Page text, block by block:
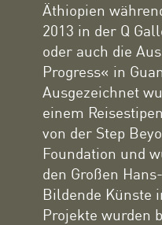
Äthiopien
2013 in der Q
oder auch die
Progress« in
Ausgezeichnet
einem
von der Step
Foundation und
den Großen
Bildende Künste
Projekte wurden